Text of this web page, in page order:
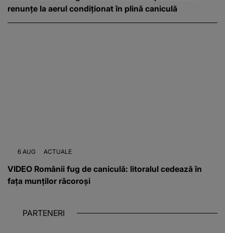
renunțe la aerul condiționat în plină caniculă
6 AUG ACTUALE
VIDEO Românii fug de caniculă: litoralul cedează în
fața munților răcoroși
PARTENERI